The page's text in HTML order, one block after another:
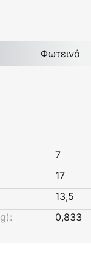
Φωτεινό
7
17
13,5
0,833